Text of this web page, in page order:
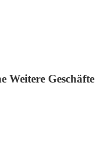
Weitere Geschäfte